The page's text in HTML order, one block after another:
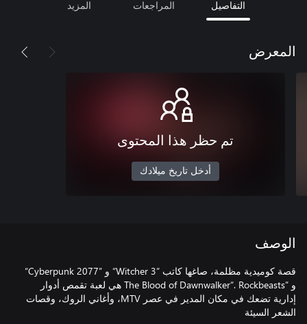
التفاصيل المراجعات المزيد
المعرض
تم حظر هذا المحتوى
أدخل تاريخ ميلادك
الوصف
قصة كوميدية مظلمة، صاغها كاتب ”Witcher 3“ و ”Cyberpunk 2077“
و ”The Blood of Dawnwalker“. Rockbeasts هي لعبة تقمص أدوار
إدارية تضعك في مكان المدير في عصر MTV، وأغاني الروك، وقصات